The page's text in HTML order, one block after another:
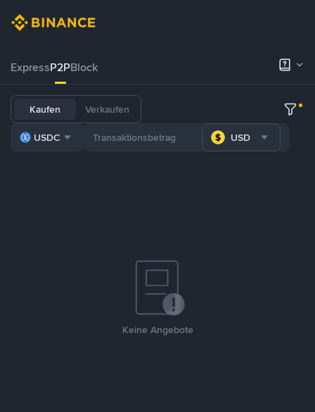
ExpressP2PBlock
Kaufen Verkaufen
USDC USD
Keine Angebote